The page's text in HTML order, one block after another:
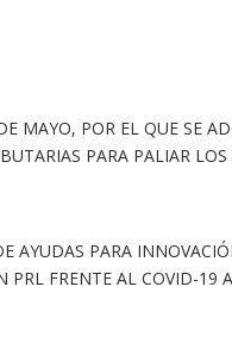
MAYO, POR EL QUE SE
PARA PALIAR
AYUDAS PARA
PRL FRENTE AL COVID-19